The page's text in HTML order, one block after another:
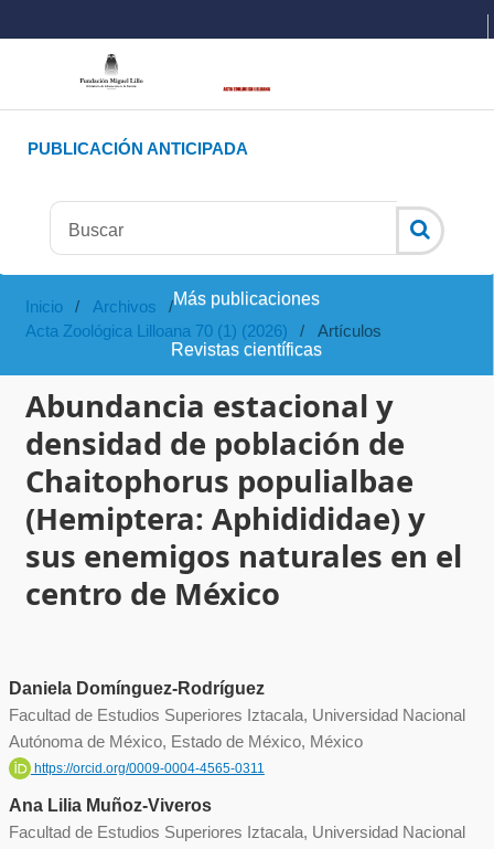
Más publicaciones
Revistas científicas
PUBLICACIÓN ANTICIPADA
Inicio / Archivos
/
Acta Zoológica Lilloana 70 (1) (2026)
/ Artículos
Abundancia estacional y
densidad de población de
Chaitophorus populialbae
(Hemiptera: Aphidididae) y
sus enemigos naturales en el
centro de México
Daniela Domínguez-Rodríguez
Facultad de Estudios Superiores Iztacala, Universidad Nacional
Autónoma de México, Estado de México, México
https://orcid.org/0009-0004-4565-0311
Ana Lilia Muñoz-Viveros
Facultad de Estudios Superiores Iztacala, Universidad Nacional